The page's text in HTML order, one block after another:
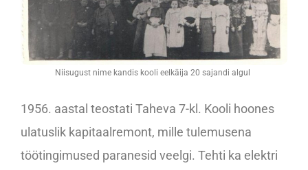
Niisugust nime kandis kooli eelkäija 20 sajandi algul
1956. aastal teostati Taheva 7-kl. Kooli hoones
ulatuslik kapitaalremont, mille tulemusena
töötingimused paranesid veelgi. Tehti ka elektri